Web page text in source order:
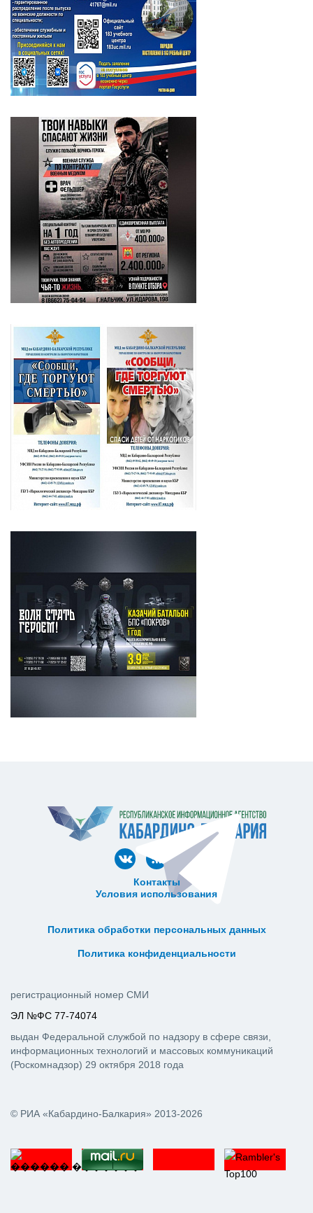
Контакты
Условия использования
Политика обработки персональных данных
Политика конфиденциальности
© РИА «Кабардино-Балкария» 2013-2026
регистрационный номер СМИ
ЭЛ №ФС 77-74074
выдан Федеральной службой по надзору в сфере связи,
информационных технологий и массовых коммуникаций
(Роскомнадзор) 29 октября 2018 года